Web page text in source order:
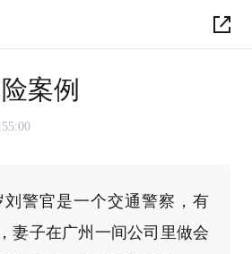
案例
官是一个交通警察，有
妻子在广州一间公司里做会